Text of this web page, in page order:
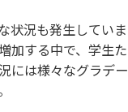
状況も発生していま
加する中で、学生た
には様々なグラデー